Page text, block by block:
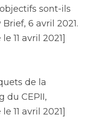
sont-ils
6 avril 2021.
11 avril 2021]
de la
du CEPII,
11 avril 2021]